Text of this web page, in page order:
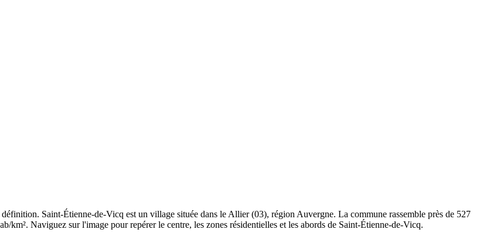
Saint-Étienne-de-Vicq est un village située dans le Allier (03), région Auvergne. La commune rassemble près de 527
km². Naviguez sur l'image pour repérer le centre, les zones résidentielles et les abords de Saint-Étienne-de-Vicq.